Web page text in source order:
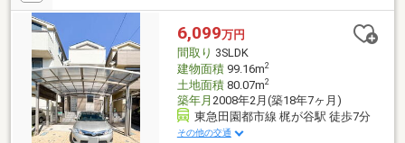
6,099万円
間取り 3SLDK
建物面積99.16m2
土地面積80.07m2
築年月 2008年2月(築18年7ヶ月)
東急田園都市線 梶が谷駅 徒歩7分
その他の交通